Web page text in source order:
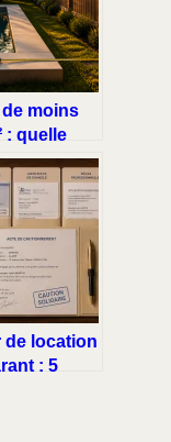
moins
: quelle
respecter
voisins
les
de location
: 5